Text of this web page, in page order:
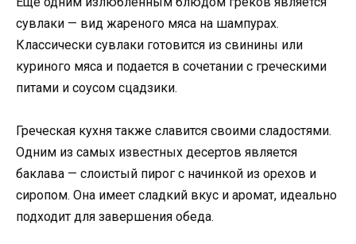
сувлаки — вид жареного мяса на шампурах.
Классически сувлаки готовится из свинины или
куриного мяса и подается в сочетании с греческими
питами и соусом сцадзики.
Греческая кухня также славится своими сладостями.
Одним из самых известных десертов является
баклава — слоистый пирог с начинкой из орехов и
сиропом. Она имеет сладкий вкус и аромат, идеально
подходит для завершения обеда.